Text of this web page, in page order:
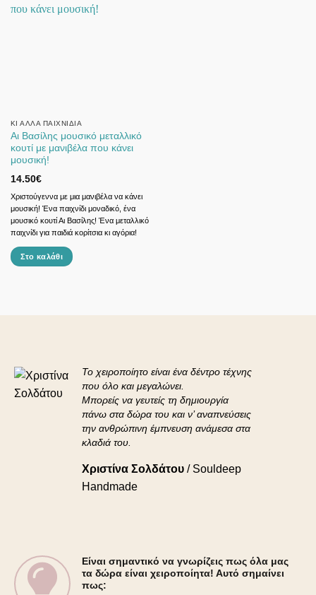
παραλλαγές.
του
προϊόντος
ΚΙ ΆΛΛΑ ΠΑΙΧΝΊΔΙΑ
Αι Βασίλης μουσικό μεταλλικό
κουτί με μανιβέλα που κάνει
μουσική!
14.50€
Χριστούγεννα με μια μανιβέλα να κάνει
μουσική! Ένα παιχνίδι μοναδικό, ένα
μουσικό κουτί Αι Βασίλης! Ένα μεταλλικό
παιχνίδι για παιδιά κορίτσια κι αγόρια!
Στο καλάθι
Το χειροποίητο είναι ένα δέντρο τέχνης
που όλο και μεγαλώνει.
Μπορείς να γευτείς τη δημιουργία
πάνω στα δώρα του και ν’ αναπνεύσεις
την ανθρώπινη έμπνευση ανάμεσα στα
κλαδιά του.
Χριστίνα Σολδάτου / Souldeep
Handmade
Είναι σημαντικό να γνωρίζεις πως όλα μας
τα δώρα είναι χειροποίητα! Αυτό σημαίνει
πως: